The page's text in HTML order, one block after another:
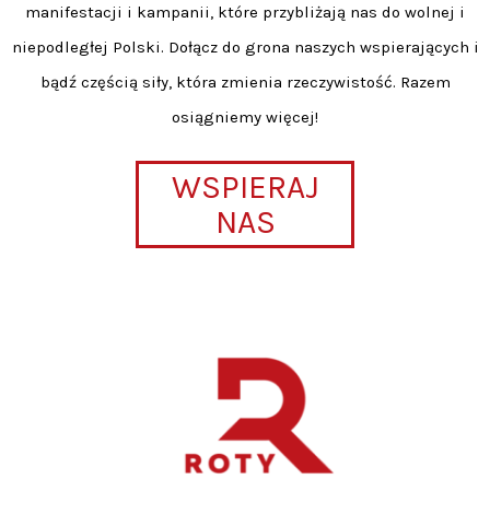
manifestacji i kampanii, które przybliżają nas do wolnej i
niepodległej Polski. Dołącz do grona naszych wspierających i
bądź częścią siły, która zmienia rzeczywistość. Razem
osiągniemy więcej!
WSPIERAJ
NAS